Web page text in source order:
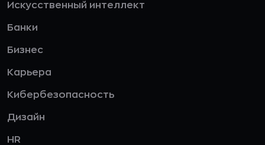
Искусственный интеллект
Банки
Бизнес
Карьера
Кибербезопасность
Дизайн
HR